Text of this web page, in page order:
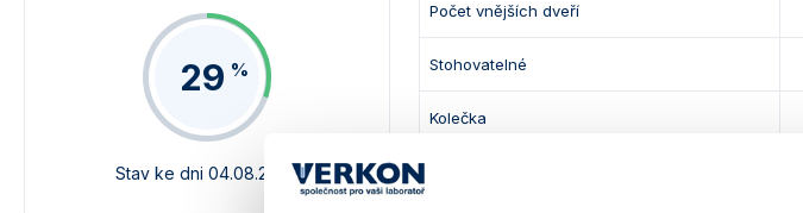
29 %
Stav ke dni 04.08.2026
Počet vnějších dveří
Stohovatelné
Kolečka